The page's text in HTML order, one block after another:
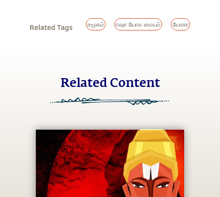
Related Tags சமூகம் ஈஷா யோக மையம் யோகா
Related Content